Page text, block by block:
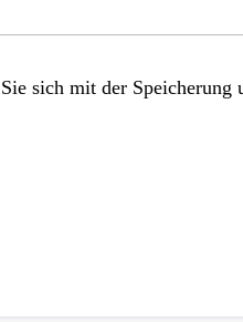
sich mit der Speicherung